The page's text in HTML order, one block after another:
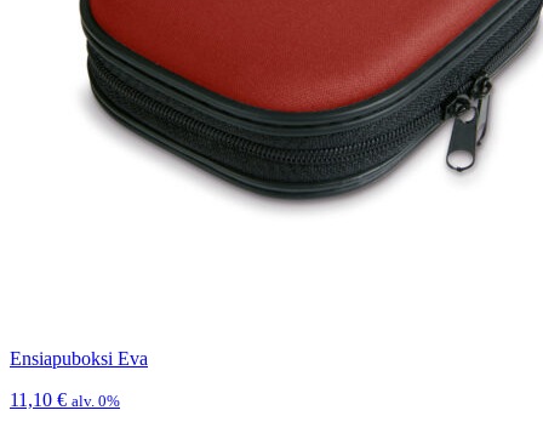
Ensiapuboksi Eva
11,10 € alv. 0%